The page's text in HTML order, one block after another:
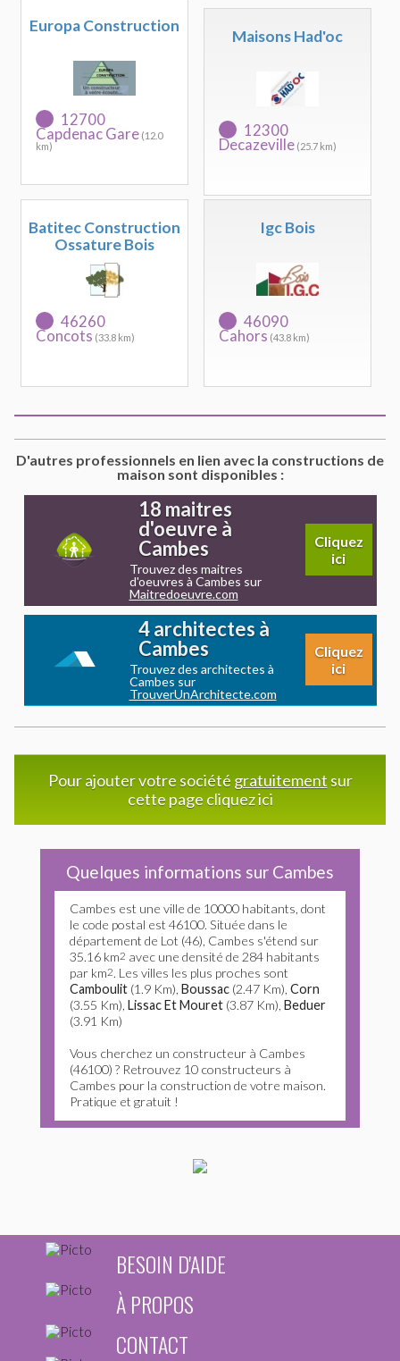
Europa Construction
12700
Capdenac Gare (12.0
km)
Maisons Had'oc
12300
Decazeville (25.7 km)
Batitec Construction
Ossature Bois
46260
Concots (33.8 km)
Igc Bois
46090
Cahors (43.8 km)
D'autres professionnels en lien avec la constructions de
maison sont disponibles :
18 maitres
d'oeuvre à
Cambes
Trouvez des maitres
d'oeuvres à Cambes sur
Maitredoeuvre.com
Cliquez
ici
4 architectes à
Cambes
Trouvez des architectes à
Cambes sur
TrouverUnArchitecte.com
Cliquez
ici
Pour ajouter votre société gratuitement sur
cette page cliquez ici
Quelques informations sur Cambes
Cambes est une ville de 10000 habitants, dont
le code postal est 46100. Située dans le
département de Lot (46), Cambes s'étend sur
35.16 km2 avec une densité de 284 habitants
par km2. Les villes les plus proches sont
Camboulit (1.9 Km),Boussac (2.47 Km),Corn
(3.55 Km),Lissac Et Mouret (3.87 Km),Beduer
(3.91 Km)
Vous cherchez un constructeur à Cambes
(46100) ? Retrouvez 10 constructeurs à
Cambes pour la construction de votre maison.
Pratique et gratuit !
BESOIN D'AIDE
À PROPOS
CONTACT